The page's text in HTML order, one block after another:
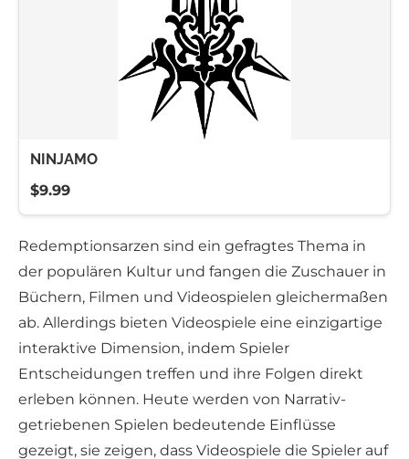
NINJAMO
$9.99
Redemptionsarzen sind ein gefragtes Thema in
der populären Kultur und fangen die Zuschauer in
Büchern, Filmen und Videospielen gleichermaßen
ab. Allerdings bieten Videospiele eine einzigartige
interaktive Dimension, indem Spieler
Entscheidungen treffen und ihre Folgen direkt
erleben können. Heute werden von Narrativ-
getriebenen Spielen bedeutende Einflüsse
gezeigt, sie zeigen, dass Videospiele die Spieler auf